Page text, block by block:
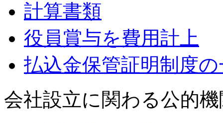
計算書類
役員賞与を費用計上
払込金保管証明制度
会社設立に関わる公的